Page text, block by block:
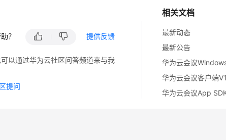
相关文档
最新动态
最新公告
华为云会议客户端
？ 提供反馈
以通过华为云社区问答频道来与我
提问